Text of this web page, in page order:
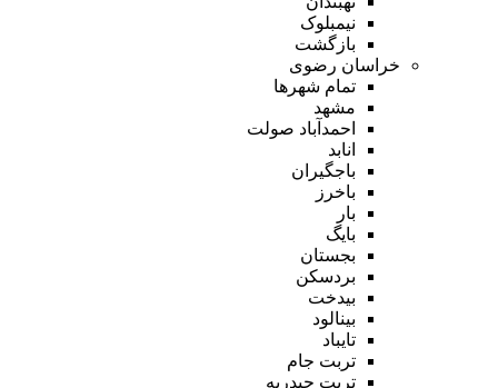
نیمبلوک
بازگشت
خراسان رضوی
تمام شهر‌ها
مشهد
احمدآباد صولت
انابد
باجگیران
باخرز
بار
بایگ
بجستان
بردسکن
بیدخت
بینالود
تایباد
تربت جام
تربت حیدریه